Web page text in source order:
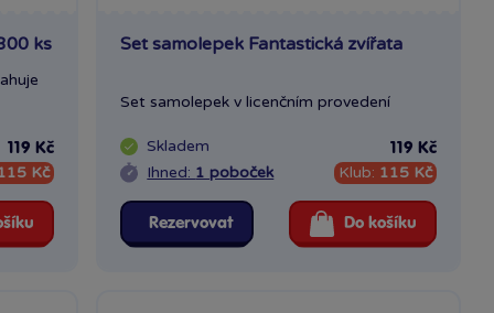
ks
119 Kč
Kč
Set samolepek Fantastická zvířata
Set samolepek v licenčním provedení
Skladem
Ihned: 1 poboček
119 Kč
Klub: 115 Kč
Rezervovat Do košíku